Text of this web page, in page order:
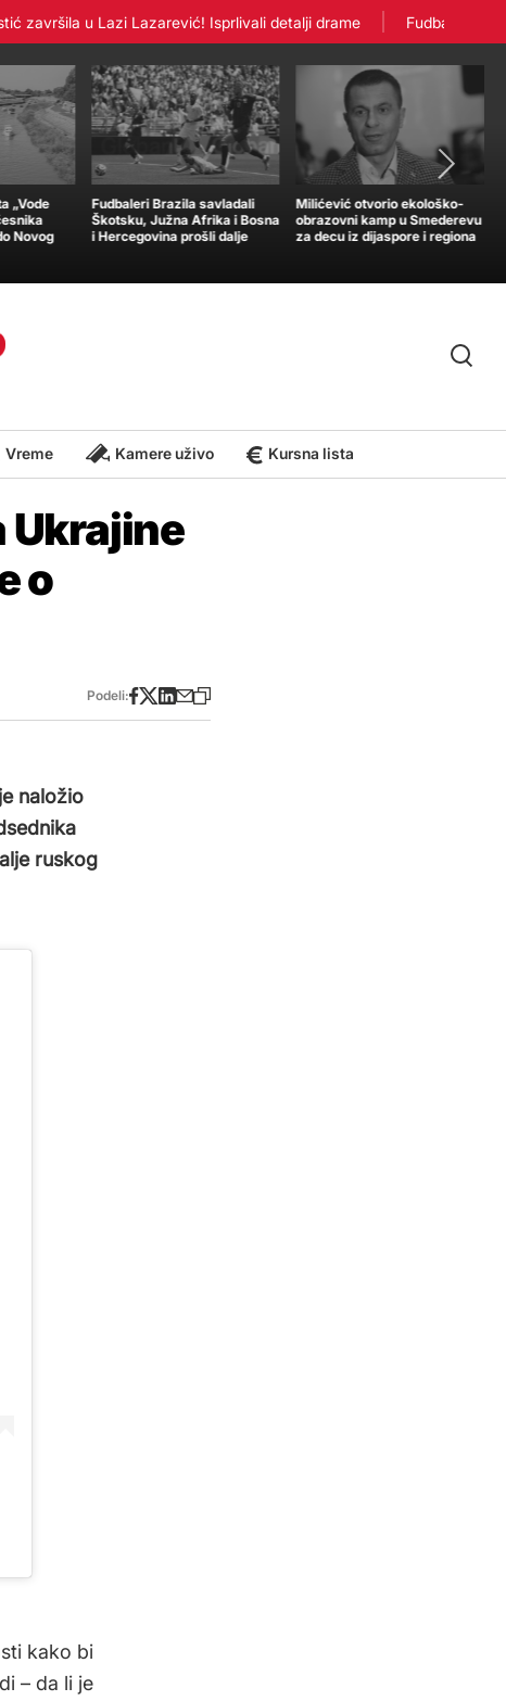
završila u Lazi Lazarević! Isprlivali detalji drame Fudbaleri
„Vode
Novog
Fudbaleri Brazila savladali
Škotsku, Južna Afrika i Bosna
i Hercegovina prošli dalje
Milićević otvorio ekološko-
obrazovni kamp u Smederevu
za decu iz dijaspore i regiona
Vreme Kamere uživo Kursna lista
Ukrajine
o
Podeli:
naložio
ruskog
kako bi
– da li je